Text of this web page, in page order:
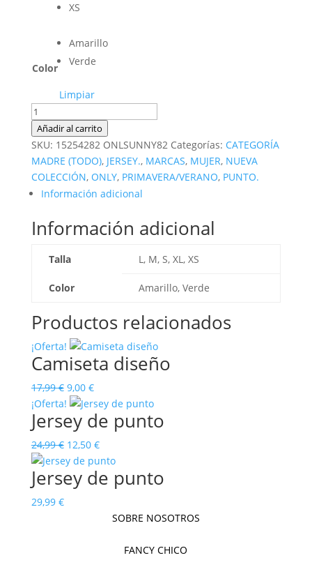
XS
Color
Amarillo
Verde
Limpiar
Jersey
de
punto
cantidad
Añadir al carrito
SKU: 15254282 ONLSUNNY82 Categorías: CATEGORÍA
MADRE (TODO), JERSEY., MARCAS, MUJER, NUEVA
COLECCIÓN, ONLY, PRIMAVERA/VERANO, PUNTO.
Información adicional
Información adicional
Talla L, M, S, XL, XS
Color Amarillo, Verde
Productos relacionados
¡Oferta!
Camiseta diseño
17,99€ El
precio
original
era:
17,99 €.
9,00 €El
precio
actual
9,00 €.
¡Oferta!
Jersey de punto
24,99€ El
precio
original
era:
12,50 €El
precio
actual
Jersey de punto
29,99 €
SOBRE NOSOTROS
FANCY CHICO